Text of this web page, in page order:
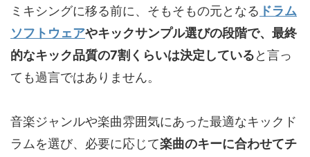
ミキシングに移る前に、そもそもの元となる ドラム
ソフトウェアやキックサンプル選びの段階で、最終
的なキック品質の7割くらいは決定していると言っ
ても過言ではありません。
音楽ジャンルや楽曲雰囲気にあった最適なキックド
ラムを選び、必要に応じて楽曲のキーに合わせてチ